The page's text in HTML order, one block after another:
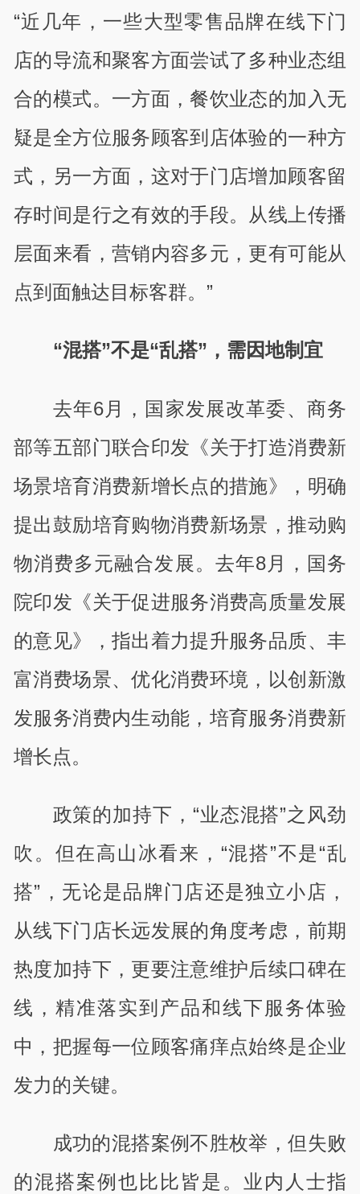
“近几年，一些大型零售品牌在线下门
店的导流和聚客方面尝试了多种业态组
合的模式。一方面，餐饮业态的加入无
疑是全方位服务顾客到店体验的一种方
式，另一方面，这对于门店增加顾客留
存时间是行之有效的手段。从线上传播
层面来看，营销内容多元，更有可能从
点到面触达目标客群。”
“混搭”不是“乱搭”，需因地制宜
去年6月，国家发展改革委、商务
部等五部门联合印发《关于打造消费新
场景培育消费新增长点的措施》，明确
提出鼓励培育购物消费新场景，推动购
物消费多元融合发展。去年8月，国务
院印发《关于促进服务消费高质量发展
的意见》，指出着力提升服务品质、丰
富消费场景、优化消费环境，以创新激
发服务消费内生动能，培育服务消费新
增长点。
政策的加持下，“业态混搭”之风劲
吹。但在高山冰看来，“混搭”不是“乱
搭”，无论是品牌门店还是独立小店，
从线下门店长远发展的角度考虑，前期
热度加持下，更要注意维护后续口碑在
线，精准落实到产品和线下服务体验
中，把握每一位顾客痛痒点始终是企业
发力的关键。
成功的混搭案例不胜枚举，但失败
的混搭案例也比比皆是。业内人士指